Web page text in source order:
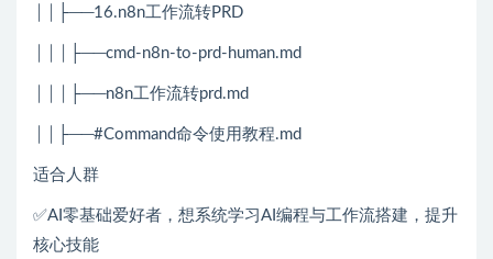
││├──16.n8n工作流转PRD
│││├──cmd-n8n-to-prd-human.md
│││├──n8n工作流转prd.md
││├──#Command命令使用教程.md
适合人群
✅AI零基础爱好者，想系统学习AI编程与工作流搭建，提升
核心技能